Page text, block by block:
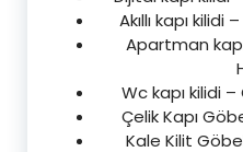
Akıllı kapı
Apartman
Wc kapı kilidi
Çelik Kapı
Kale Kilit